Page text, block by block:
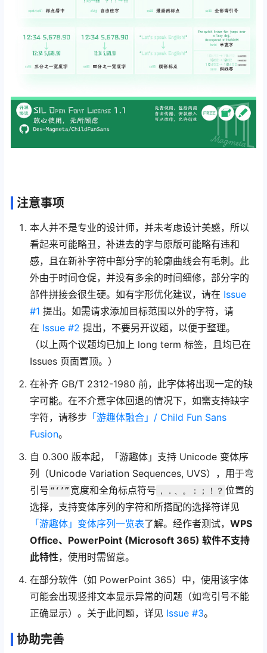
注意事项
本人并不是专业的设计师，并未考虑设计美感，所以
看起来可能略丑，补进去的字与原版可能略有违和
感，且在新补字符中部分字的轮廓曲线会有毛刺。此
外由于时间仓促，并没有多余的时间细修，部分字的
部件拼接会很生硬。如有字形优化建议，请在 Issue
#1 提出。如需请求添加目标范围以外的字符，请
在 Issue #2 提出，不要另开议题，以便于整理。
（以上两个议题均已加上 long term 标签，且均已在
Issues 页面置顶。）
在补齐 GB/T 2312-1980 前，此字体将出现一定的缺
字可能。在不介意字体回退的情况下，如需支持缺字
字符，请移步 「游趣体融合」/ Child Fun Sans
Fusion。
自 0.300 版本起，「游趣体」支持 Unicode 变体序
列（Unicode Variation Sequences, UVS），用于弯
引号 “‘’” 宽度和全角标点符号 ，．、。：；！？ 位置的
选择，支持变体序列的字符和所搭配的选择符详见
「游趣体」变体序列一览表了解。经作者测试， WPS
Office、PowerPoint (Microsoft 365) 软件不支持
此特性，使用时需留意。
在部分软件（如 PowerPoint 365）中，使用该字体
可能会出现竖排文本显示异常的问题（如弯引号不能
正确显示）。关于此问题，详见 Issue #3。
协助完善